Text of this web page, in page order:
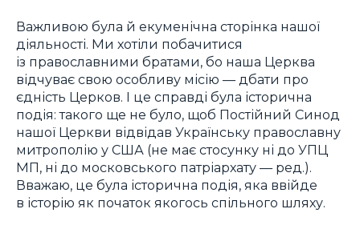
Важливою була й екуменічна сторінка нашої
діяльності. Ми хотіли побачитися
із православними братами, бо наша Церква
відчуває свою особливу місію — дбати про
єдність Церков. І це справді була історична
подія: такого ще не було, щоб Постійний Синод
нашої Церкви відвідав Українську православну
митрополію у США (не має стосунку ні до УПЦ
МП, ні до московського патріархату — ред.).
Вважаю, це була історична подія, яка ввійде
в історію як початок якогось спільного шляху.